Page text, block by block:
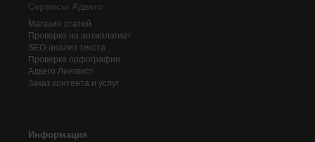
Сервисы Адвего
Магазин статей
Проверка на антиплагиат
SEO-анализ текста
Проверка орфографии
Адвего Лингвист
Заказ контента и услуг
Информация